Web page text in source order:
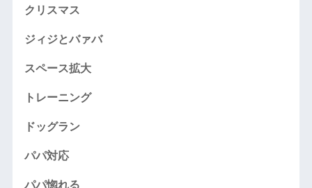
クリスマス
ジィジとバァバ
スペース拡大
トレーニング
ドッグラン
パパ対応
パパ惚れる